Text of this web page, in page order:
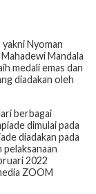
Nyoman
Mandala
medali emas dan
diadakan oleh
berbagai
dimulai pada
diadakan pada
2022
ZOOM